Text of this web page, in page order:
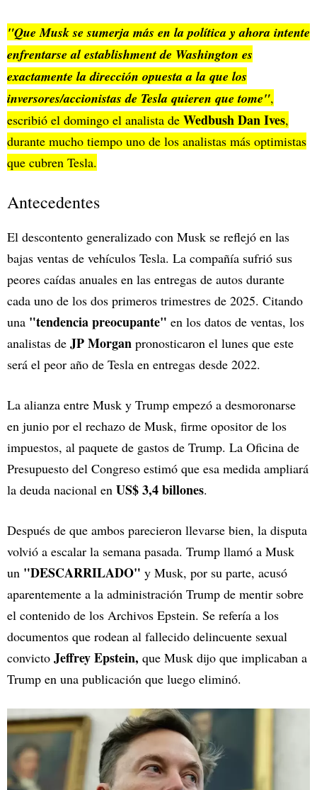
"Que Musk se sumerja más en la política y ahora intente
enfrentarse al establishment de Washington es
exactamente la dirección opuesta a la que los
inversores/accionistas de Tesla quieren que tome",
escribió el domingo el analista de Wedbush Dan Ives,
durante mucho tiempo uno de los analistas más optimistas
que cubren Tesla.
Antecedentes
El descontento generalizado con Musk se reflejó en las
bajas ventas de vehículos Tesla. La compañía sufrió sus
peores caídas anuales en las entregas de autos durante
cada uno de los dos primeros trimestres de 2025. Citando
una "tendencia preocupante" en los datos de ventas, los
analistas de JP Morgan pronosticaron el lunes que este
será el peor año de Tesla en entregas desde 2022.
La alianza entre Musk y Trump empezó a desmoronarse
en junio por el rechazo de Musk, firme opositor de los
impuestos, al paquete de gastos de Trump. La Oficina de
Presupuesto del Congreso estimó que esa medida ampliará
la deuda nacional en US$ 3,4 billones.
Después de que ambos parecieron llevarse bien, la disputa
volvió a escalar la semana pasada. Trump llamó a Musk
un "DESCARRILADO" y Musk, por su parte, acusó
aparentemente a la administración Trump de mentir sobre
el contenido de los Archivos Epstein. Se refería a los
documentos que rodean al fallecido delincuente sexual
convicto Jeffrey Epstein, que Musk dijo que implicaban a
Trump en una publicación que luego eliminó.